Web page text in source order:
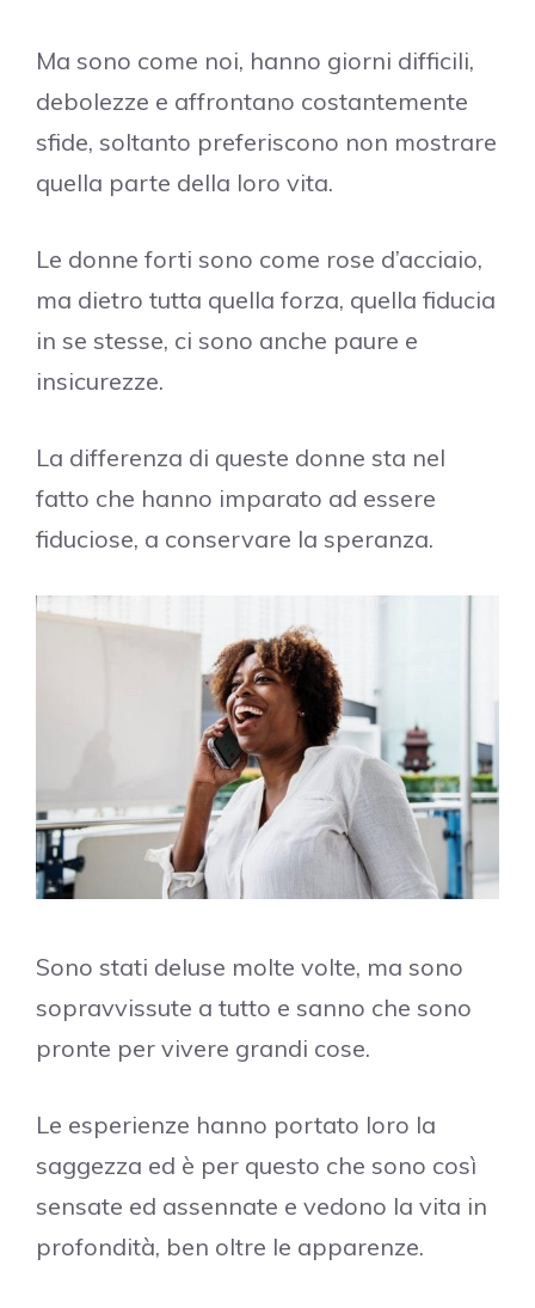
Ma sono come noi, hanno giorni difficili,
debolezze e affrontano costantemente
sfide, soltanto preferiscono non mostrare
quella parte della loro vita.
Le donne forti sono come rose d’acciaio,
ma dietro tutta quella forza, quella fiducia
in se stesse, ci sono anche paure e
insicurezze.
La differenza di queste donne sta nel
fatto che hanno imparato ad essere
fiduciose, a conservare la speranza.
Sono stati deluse molte volte, ma sono
sopravvissute a tutto e sanno che sono
pronte per vivere grandi cose.
Le esperienze hanno portato loro la
saggezza ed è per questo che sono così
sensate ed assennate e vedono la vita in
profondità, ben oltre le apparenze.